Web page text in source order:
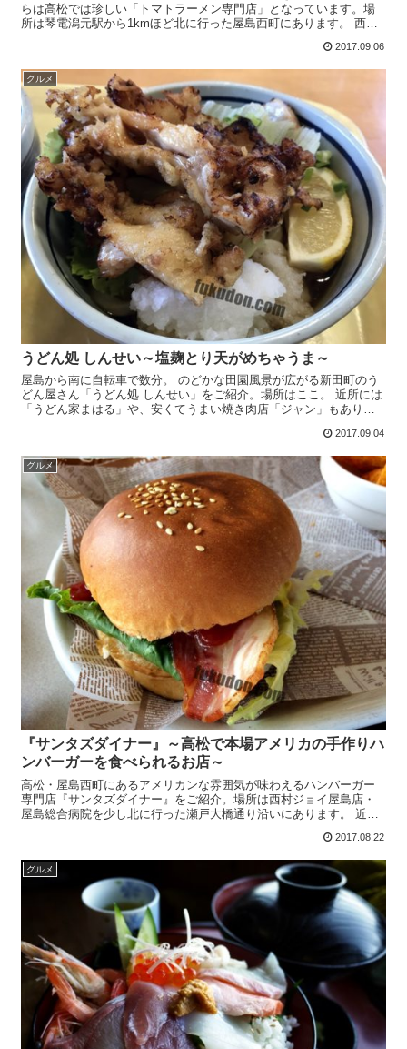
らは高松では珍しい「トマトラーメン専門店」となっています。場
所は琴電潟元駅から1kmほど北に行った屋島西町にあります。 西村
2017.09.06
グルメ
うどん処 しんせい～塩麹とり天がめちゃうま～
屋島から南に自転車で数分。 のどかな田園風景が広がる新田町のう
どん屋さん「うどん処 しんせい」をご紹介。場所はここ。 近所には
「うどん家まはる」や、安くてうまい焼き肉店「ジャン」もありま
2017.09.04
グルメ
『サンタズダイナー』～高松で本場アメリカの手作りハ
ンバーガーを食べられるお店～
高松・屋島西町にあるアメリカンな雰囲気が味わえるハンバーガー
専門店『サンタズダイナー』をご紹介。場所は西村ジョイ屋島店・
屋島総合病院を少し北に行った瀬戸大橋通り沿いにあります。 近所
2017.08.22
グルメ